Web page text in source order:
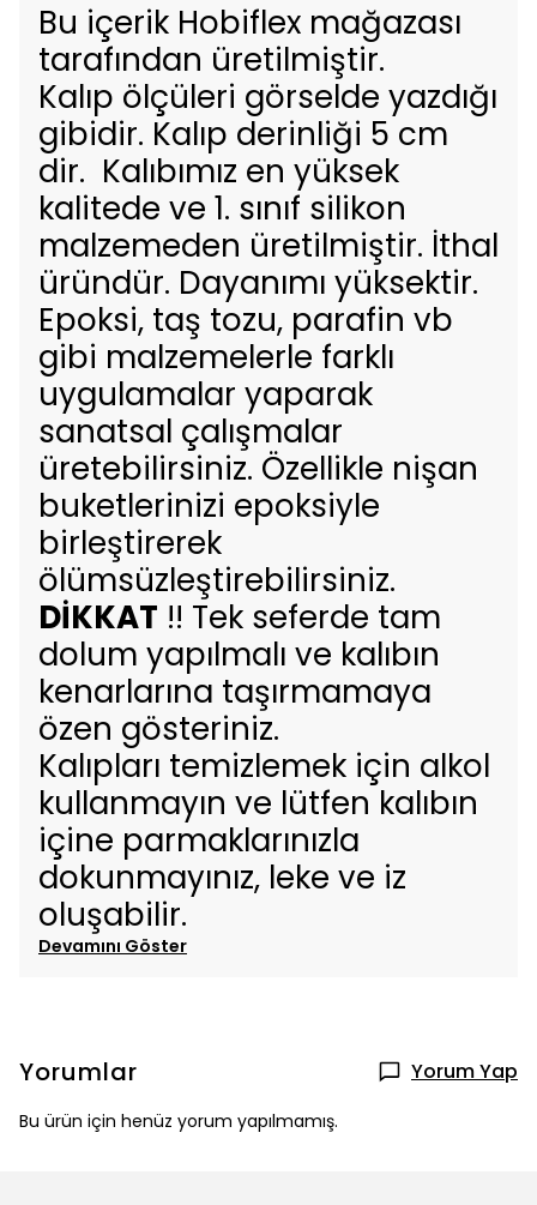
Bu içerik Hobiflex mağazası
tarafından üretilmiştir.
Kalıp ölçüleri görselde yazdığı
gibidir. Kalıp derinliği 5 cm
dir. Kalıbımız en yüksek
kalitede ve 1. sınıf silikon
malzemeden üretilmiştir. İthal
üründür. Dayanımı yüksektir.
Epoksi, taş tozu, parafin vb
gibi malzemelerle farklı
uygulamalar yaparak
sanatsal çalışmalar
üretebilirsiniz. Özellikle nişan
buketlerinizi epoksiyle
birleştirerek
ölümsüzleştirebilirsiniz.
DİKKAT !! Tek seferde tam
dolum yapılmalı ve kalıbın
kenarlarına taşırmamaya
özen gösteriniz.
Kalıpları temizlemek için alkol
kullanmayın ve lütfen kalıbın
içine parmaklarınızla
dokunmayınız, leke ve iz
oluşabilir.
Devamını Göster
Yorumlar Yorum Yap
Bu ürün için henüz yorum yapılmamış.